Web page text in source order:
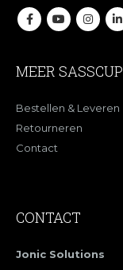
MEER SASSCUP
Bestellen & Leveren
Retourneren
Contact
CONTACT
Jonic Solutions